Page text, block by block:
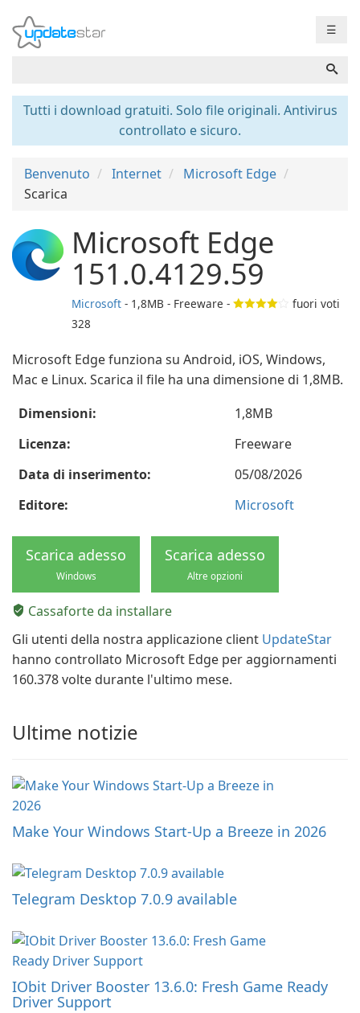
☰
Tutti i download gratuiti. Solo file originali. Antivirus
controllato e sicuro.
Benvenuto Internet
Microsoft Edge
Scarica
Microsoft Edge
151.0.4129.59
Microsoft - 1,8MB - Freeware -
fuori voti
328
Microsoft Edge funziona su Android, iOS, Windows,
Mac e Linux. Scarica il file ha una dimensione di 1,8MB.
Dimensioni:
1,8MB
Licenza:
Freeware
Data di inserimento:
05/08/2026
Editore:
Microsoft
Scarica adesso
Windows
Scarica adesso
Altre opzioni
Cassaforte da installare
Gli utenti della nostra applicazione client UpdateStar
hanno controllato Microsoft Edge per aggiornamenti
160.378 volte durante l'ultimo mese.
Ultime notizie
Make Your Windows Start-Up a Breeze in 2026
Telegram Desktop 7.0.9 available
IObit Driver Booster 13.6.0: Fresh Game Ready
Driver Support